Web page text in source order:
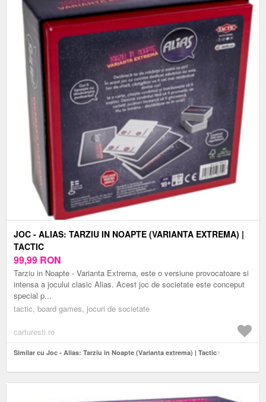
JOC - ALIAS: TARZIU IN NOAPTE (VARIANTA EXTREMA) |
TACTIC
99,99 RON
Tarziu in Noapte - Varianta Extrema, este o versiune provocatoare si
intensa a jocului clasic Alias. Acest joc de societate este conceput
special p...
tactic, board games, jocuri de societate
carturesti.ro
Similar cu Joc - Alias: Tarziu in Noapte (Varianta extrema) | Tactic